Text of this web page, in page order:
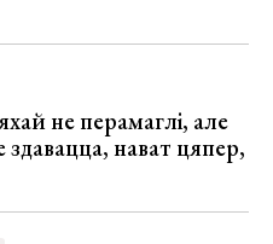
не перамаглі, але
здавацца, нават цяпер,